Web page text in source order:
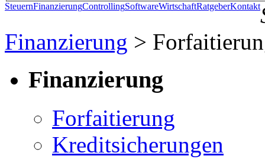
SteuernFinanzierungControllingSoftwareWirtschaftRatgeberKontakt
Finanzierung >
Finanzierung
Forfaitierung
Kreditsicherungen